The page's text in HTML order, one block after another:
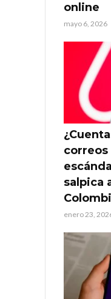
online
mayo 6, 2026
correos
salpica
enero 23,